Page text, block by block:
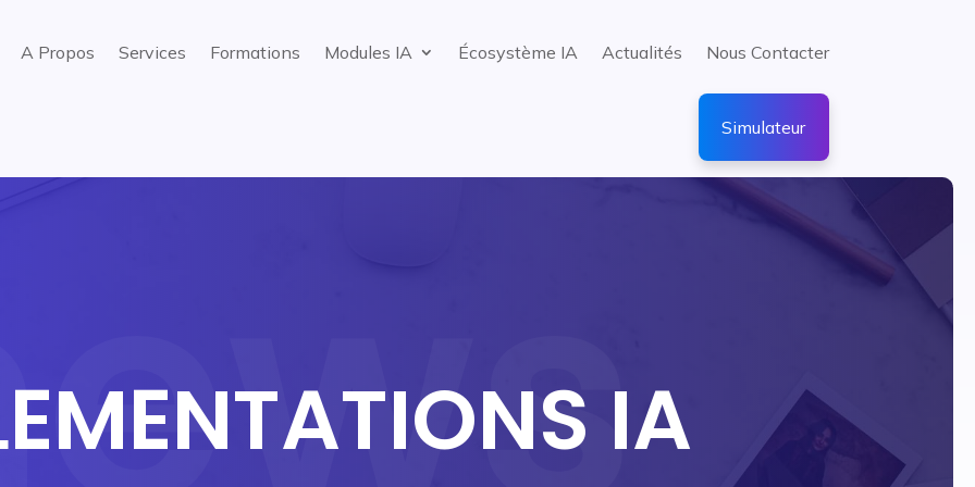
A Propos Services Formations Modules IA Écosystème IA Actualités Nous Contacter
Simulateur
IA